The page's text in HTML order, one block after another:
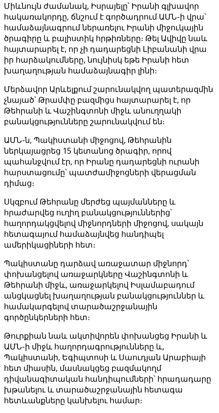
Միևնույն ժամանակ, Իսրայելը՝ Իրանի գլխավոր
հակառակորդը, ճնշում է գործադրում ԱՄՆ-ի վրա՝
համաձայնագրում ներառելու Իրանի միջուկային
ծրագիրը և բալիստիկ հրթիռները։ Թել Ավիվը նաև
հայտարարել է, որ չի դադարեցնի Լիբանանի վրա
իր հարձակումները, նույնիսկ եթե Իրանի հետ
խաղաղության համաձայնագիր լինի։
Մերձավոր Արևելքում շարունակվող պատերազմին
չնայած՝ Թրամփը բազմիցս հայտարարել է, որ
Թեհրանի և Վաշինգտոնի միջև անուղղակի
բանակցությունները շարունակվում են։
ԱՄՆ-ն, Պակիստանի միջոցով, Թեհրանին
ներկայացրեց 15 կետանոց ծրագիր, որով
պահանջվում էր, որ Իրանը դադարեցնի ուրանի
հարստացումը՝ պատժամիջոցների վերացման
դիմաց։
Սկզբում Թեհրանը մերժեց պայմանները և
հրաժարվեց ուղիղ բանակցություններից՝
հաղորդակցվելով միջնորդների միջոցով, սակայն
հետագայում համաձայնվեց հանդիպել
ամերիկացիների հետ։
Պակիստանը դարձավ առաջատար միջնորդ՝
փոխանցելով առաջարկները Վաշինգտոնի և
Թեհրանի միջև, առաջարկելով Իսլամաբադում
անցկացնել խաղաղության բանակցություններ և
համակարգելով տարածաշրջանային
գործընկերների հետ։
Թուրքիան նաև ակտիվորեն փոխանցեց Իրանի և
ԱՄՆ-ի միջև հաղորդագրությունները և,
Պակիստանի, Եգիպտոսի և Սաուդյան Արաբիայի
հետ միասին, մասնակցեց բազմակողմ
դիվանագիտական ​​հանդիպումների՝ հրադադարը
խթանելու և տարածաշրջանային հետագա
հետևանքները կանխելու համար։